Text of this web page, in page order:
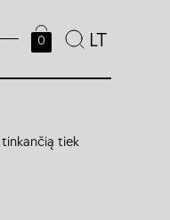
0 LT
tiek